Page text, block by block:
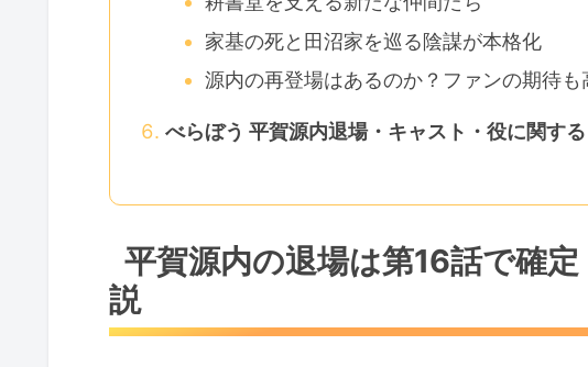
家基の死と田沼家を巡る陰謀が本格化
源内の再登場はあるのか？ファンの期待も
べらぼう 平賀源内退場・キャスト・役に関す
平賀源内の退場は第16話で確
説